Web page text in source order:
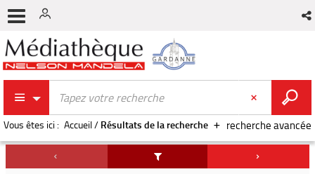
recherche avancée
Vous êtes ici : Accueil/ Résultats de la recherche